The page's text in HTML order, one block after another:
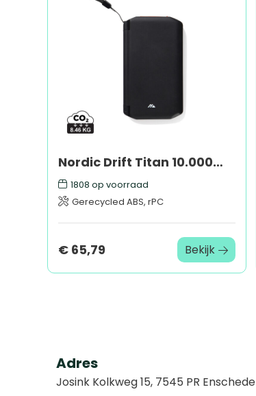
Nordic Drift Titan 10.000mAh solar powerbank met 3 panelen
1808 op voorraad
Gerecycled ABS, rPC
€ 65,79 Bekijk
Adres
Josink Kolkweg 15, 7545 PR Enschede